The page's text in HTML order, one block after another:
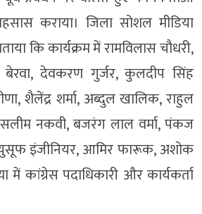
कराया। जिला सोशल मीडिया
कि कार्यक्रम में रामविलास चौधरी,
देवकरण गुर्जर, कुलदीप सिंह
शैलेंद्र शर्मा, अब्दुल खालिक, राहुल
नकवी, बजरंग लाल वर्मा, पंकज
इंजीनियर, आमिर फारूक, अशोक
कांग्रेस पदाधिकारी और कार्यकर्ता